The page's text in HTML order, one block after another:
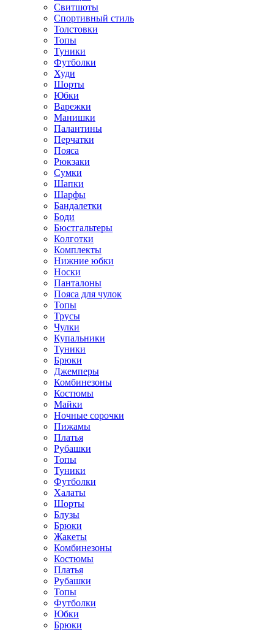
Свитшоты
Спортивный стиль
Толстовки
Топы
Туники
Футболки
Худи
Шорты
Юбки
Варежки
Манишки
Палантины
Перчатки
Пояса
Рюкзаки
Сумки
Шапки
Шарфы
Бандалетки
Боди
Бюстгальтеры
Колготки
Комплекты
Нижние юбки
Носки
Панталоны
Поясa для чулок
Топы
Трусы
Чулки
Купальники
Туники
Брюки
Джемперы
Комбинезоны
Костюмы
Майки
Ночные сорочки
Пижамы
Платья
Рубашки
Топы
Туники
Футболки
Халаты
Шорты
Блузы
Брюки
Жакеты
Комбинезоны
Костюмы
Платья
Рубашки
Топы
Футболки
Юбки
Брюки